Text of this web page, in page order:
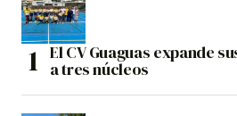
El CV Guaguas expande
a tres núcleos